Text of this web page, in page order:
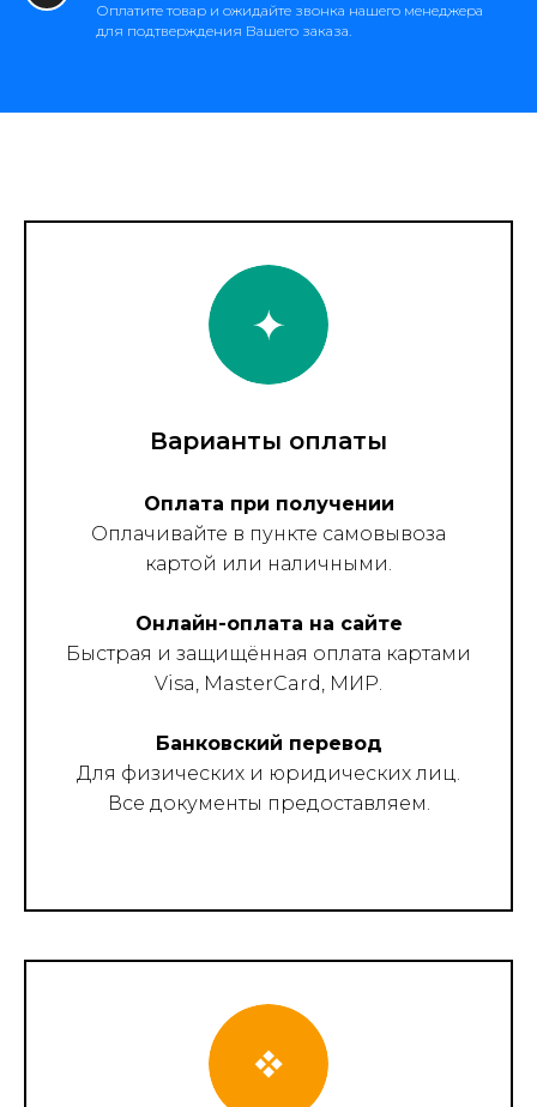
Оплатите товар и ожидайте звонка нашего менеджера
для подтверждения Вашего заказа.
Варианты оплаты
Оплата при получении
Оплачивайте в пункте самовывоза
картой или наличными.
Онлайн-оплата на сайте
Быстрая и защищённая оплата картами
Visa, MasterCard, МИР.
Банковский перевод
Для физических и юридических лиц.
Все документы предоставляем.